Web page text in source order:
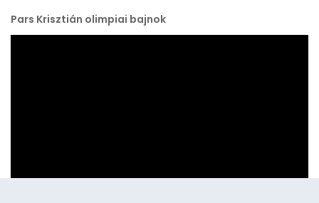
Pars Krisztián olimpiai bajnok